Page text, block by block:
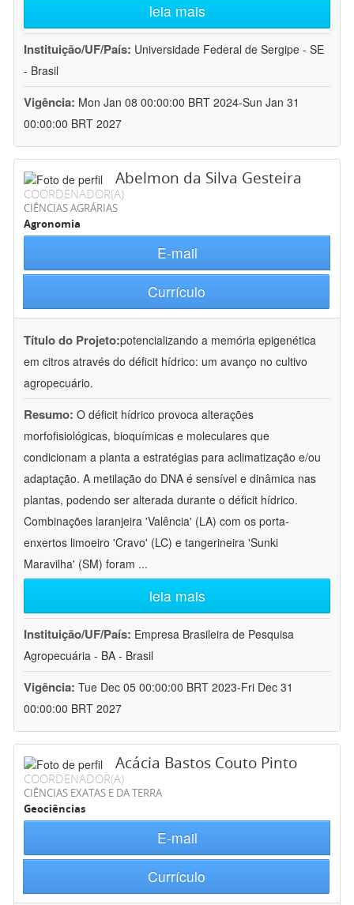
leia mais
Instituição/UF/País: Universidade Federal de Sergipe - SE
- Brasil
Vigência: Mon Jan 08 00:00:00 BRT 2024-Sun Jan 31
00:00:00 BRT 2027
Abelmon da Silva Gesteira
COORDENADOR(A)
CIÊNCIAS AGRÁRIAS
Agronomia
E-mail
Currículo
Título do Projeto:potencializando a memória epigenética
em citros através do déficit hídrico: um avanço no cultivo
agropecuário.
Resumo: O déficit hídrico provoca alterações
morfofisiológicas, bioquímicas e moleculares que
condicionam a planta a estratégias para aclimatização e/ou
adaptação. A metilação do DNA é sensível e dinâmica nas
plantas, podendo ser alterada durante o déficit hídrico.
Combinações laranjeira 'Valência' (LA) com os porta-
enxertos limoeiro 'Cravo' (LC) e tangerineira 'Sunki
Maravilha' (SM) foram ...
leia mais
Instituição/UF/País: Empresa Brasileira de Pesquisa
Agropecuária - BA - Brasil
Vigência: Tue Dec 05 00:00:00 BRT 2023-Fri Dec 31
00:00:00 BRT 2027
Acácia Bastos Couto Pinto
COORDENADOR(A)
CIÊNCIAS EXATAS E DA TERRA
Geociências
E-mail
Currículo